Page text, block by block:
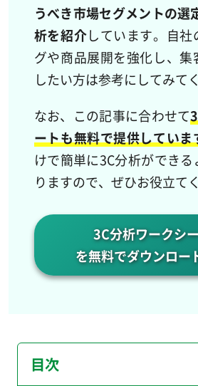
うべき市場セグメントの選
析を紹介しています。自
グや商品展開を強化し、集
したい方は参考にしてみて
なお、この記事に合わせて
ートも無料で提供していま
けで簡単に3C分析ができ
りますので、ぜひお役立て
3C分析ワークシ
を無料でダウンロー
目次